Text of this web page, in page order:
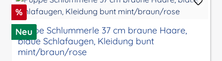
Rabatt
%
Neu
Puppe Schlummerle 37 cm braune Haare,
blaue Schlafaugen, Kleidung bunt
mint/braun/rose